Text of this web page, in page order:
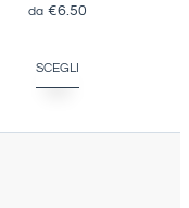
€6.50
SCEGLI